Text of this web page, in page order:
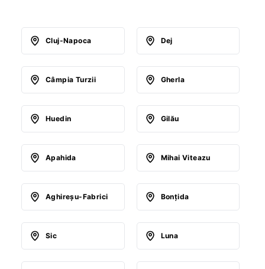
Cluj-Napoca Dej
Câmpia Turzii Gherla
Huedin Gilău
Apahida Mihai Viteazu
Aghireşu-Fabrici Bonţida
Sic Luna